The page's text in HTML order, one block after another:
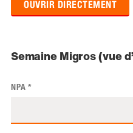
OUVRIR DIRECTEMENT
Semaine Migros (vue
NPA *